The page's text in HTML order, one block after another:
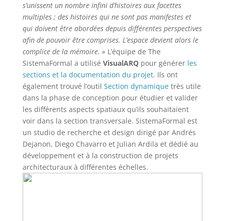
s’unissent un nombre infini d’histoires aux facettes
multiples ; des histoires qui ne sont pas manifestes et
qui doivent être abordées depuis différentes perspectives
afin de pouvoir être comprises. L’espace devient alors le
complice de la mémoire. » L’équipe de The
SistemaFormal a utilisé VisualARQpour générer les
sections et la documentation du projet. Ils ont
également trouvé l’outil Section dynamiquetrès utile
dans la phase de conception pour étudier et valider
les différents aspects spatiaux qu’ils souhaitaient
voir dans la section transversale. SistemaFormal est
un studio de recherche et design dirigé par Andrés
Dejanon, Diego Chavarro et Julian Ardila et dédié au
développement et à la construction de projets
architecturaux à différentes échelles.